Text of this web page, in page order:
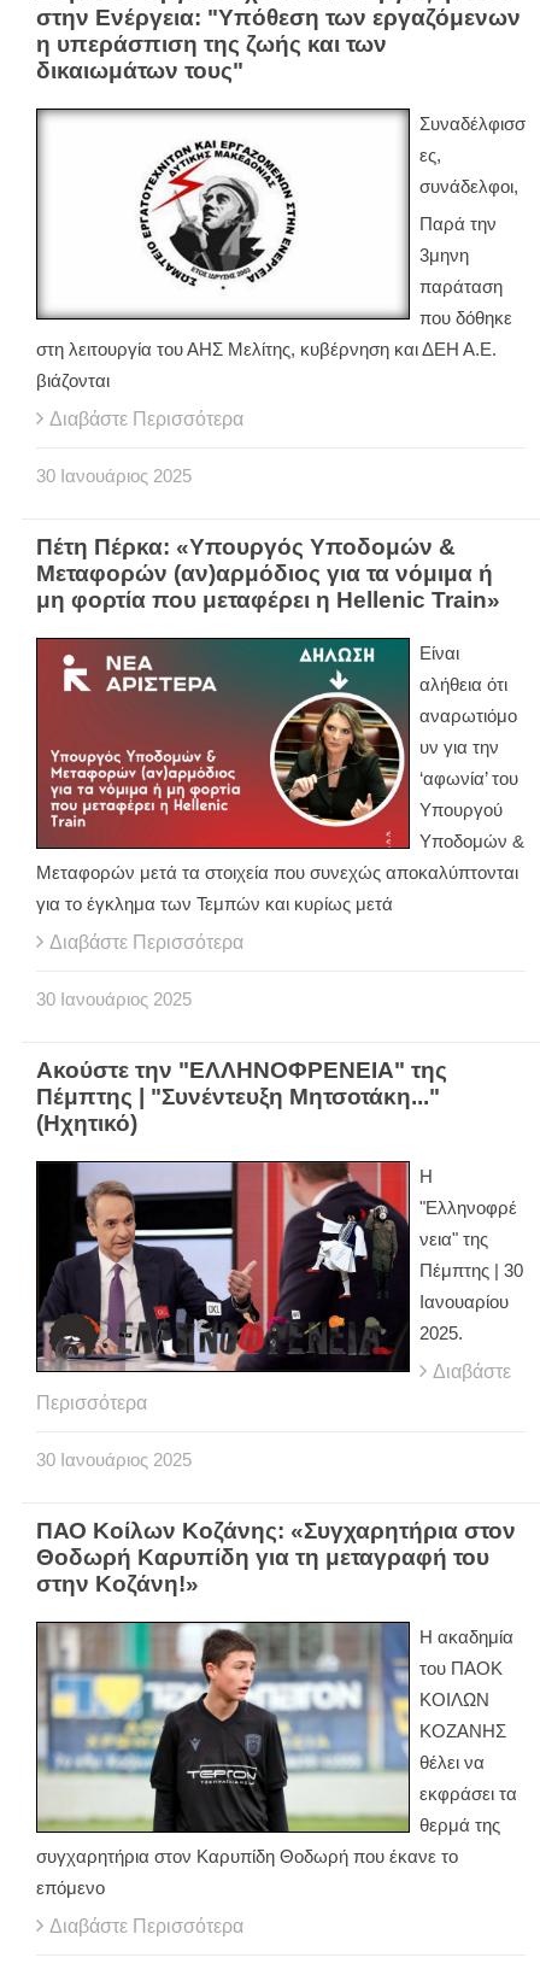
στην Ενέργεια: "Υπόθεση των εργαζόμενων
η υπεράσπιση της ζωής και των
δικαιωμάτων τους"
Συναδέλφισσ
ες,
συνάδελφοι,
Παρά την
3μηνη
παράταση
που δόθηκε
στη λειτουργία του ΑΗΣ Μελίτης, κυβέρνηση και ΔΕΗ Α.Ε.
βιάζονται
Διαβάστε Περισσότερα
30 Ιανουάριος 2025
Πέτη Πέρκα: «Υπουργός Υποδομών &
Μεταφορών (αν)αρμόδιος για τα νόμιμα ή
μη φορτία που μεταφέρει η Hellenic Train»
Είναι
αλήθεια ότι
αναρωτιόμο
υν για την
‘αφωνία’ του
Υπουργού
Υποδομών &
Μεταφορών μετά τα στοιχεία που συνεχώς αποκαλύπτονται
για το έγκλημα των Τεμπών και κυρίως μετά
Διαβάστε Περισσότερα
30 Ιανουάριος 2025
Ακούστε την "ΕΛΛΗΝΟΦΡΕΝΕΙΑ" της
Πέμπτης | "Συνέντευξη Μητσοτάκη..."
(Ηχητικό)
Η
"Ελληνοφρέ
νεια" της
Πέμπτης | 30
Ιανουαρίου
2025.
Διαβάστε
Περισσότερα
30 Ιανουάριος 2025
ΠΑΟ Κοίλων Κοζάνης: «Συγχαρητήρια στον
Θοδωρή Καρυπίδη για τη μεταγραφή του
στην Κοζάνη!»
Η ακαδημία
του ΠΑΟΚ
ΚΟΙΛΩΝ
ΚΟΖΑΝΗΣ
θέλει να
εκφράσει τα
θερμά της
συγχαρητήρια στον Καρυπίδη Θοδωρή που έκανε το
επόμενο
Διαβάστε Περισσότερα